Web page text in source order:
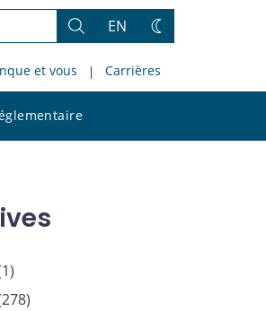
Rechercher
EN
Changez
thème
et vous Carrières
le